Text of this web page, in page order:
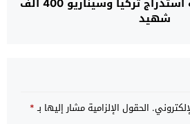
شهيد
الحقول الإلزامية مشار إليها بـ*